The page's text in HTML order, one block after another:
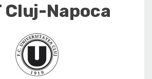
Cluj-Napoca